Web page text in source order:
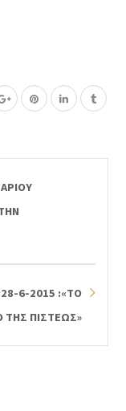
6-2015 :«ΤΟ
ΤΗΣ ΠΙΣΤΕΩΣ»